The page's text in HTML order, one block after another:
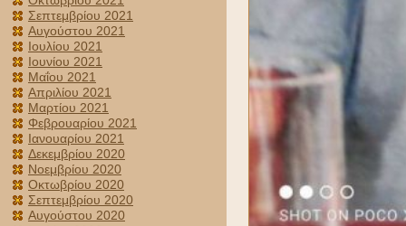
Σεπτεμβρίου 2021
Αυγούστου 2021
Ιουλίου 2021
Ιουνίου 2021
Μαΐου 2021
Απριλίου 2021
Μαρτίου 2021
Φεβρουαρίου 2021
Ιανουαρίου 2021
Δεκεμβρίου 2020
Νοεμβρίου 2020
Οκτωβρίου 2020
Σεπτεμβρίου 2020
Αυγούστου 2020